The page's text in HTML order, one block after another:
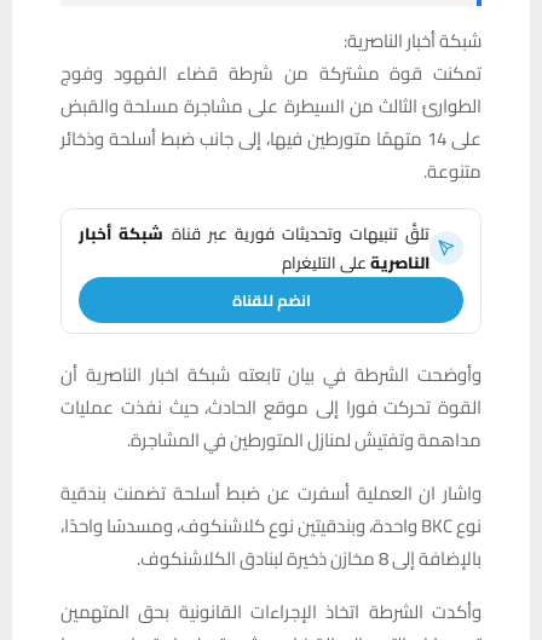
شبكة أخبار الناصرية:
تمكنت قوة مشتركة من شرطة قضاء الفهود وفوج
الطوارئ الثالث من السيطرة على مشاجرة مسلحة والقبض
على 14 متهمًا متورطين فيها، إلى جانب ضبط أسلحة وذخائر
متنوعة.
تلقَّ تنبيهات وتحديثات فورية عبر قناة شبكة أخبار
الناصريةعلى التليغرام
انضم للقناة
وأوضحت الشرطة في بيان تابعته شبكة اخبار الناصرية أن
القوة تحركت فورا إلى موقع الحادث، حيث نفذت عمليات
مداهمة وتفتيش لمنازل المتورطين في المشاجرة.
واشار ان العملية أسفرت عن ضبط أسلحة تضمنت بندقية
نوع BKC واحدة، وبندقيتين نوع كلاشنكوف، ومسدسًا واحدًا،
بالإضافة إلى 8 مخازن ذخيرة لبنادق الكلاشنكوف.
وأكدت الشرطة اتخاذ الإجراءات القانونية بحق المتهمين